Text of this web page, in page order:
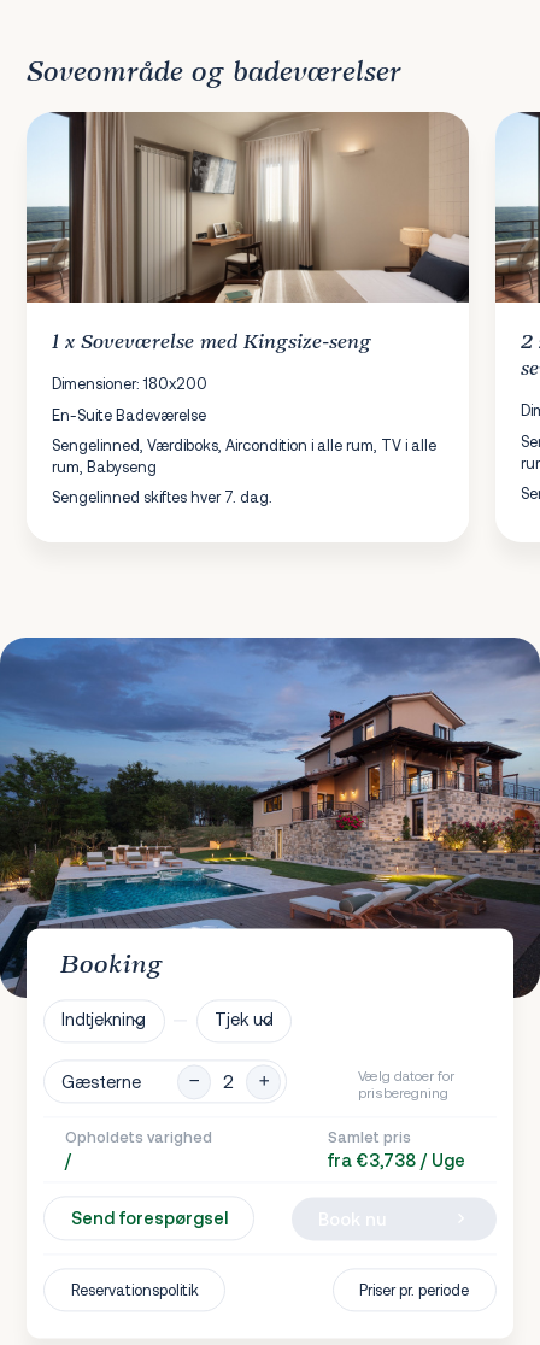
Soveområde og badeværelser
1 xSoveværelsemed Kingsize-seng
Dimensioner: 180x200
En-Suite Badeværelse
Sengelinned, Værdiboks, Aircondition i alle rum, TV i alle
rum, Babyseng
Sengelinned skiftes hver 7. dag.
2
Booking
Indtjekning Tjek ud
Gæsterne
Vælg datoer for
prisberegning
Opholdets varighed
/
Samlet pris
fra €3,738 / Uge
Send forespørgsel
Reservationspolitik Priser pr. periode